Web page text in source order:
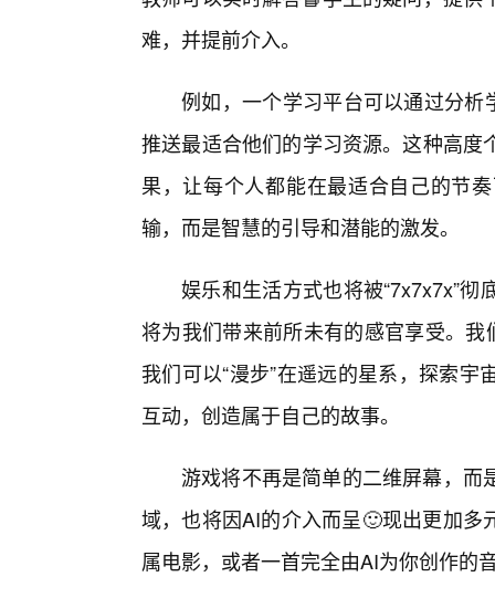
难，并提前介入。
例如，一个学习平台可以通过分析
推送最适合他们的学习资源。这种高
果，让每个人都能在最适合自己的节
输，而是智慧的引导和潜能的激发。
娱乐和生活方式也将被“7x7x7x”
将为我们带来前所未有的感官享受。
我们可以“漫步”在遥远的星系，探索
互动，创造属于自己的故事。
游戏将不再是简单的二维屏幕，而
域，也将因AI的介入而呈🙂现出更加
属电影，或者一首完全由AI为你创作的